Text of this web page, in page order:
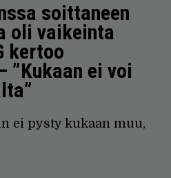
soittaneen
oli vaikeinta
kertoo
”Kukaan ei voi
ei pysty kukaan muu,